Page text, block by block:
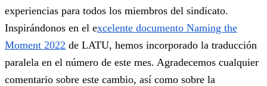
experiencias para todos los miembros del sindicato.
Inspirándonos en el excelente documento Naming the
Moment 2022 de LATU, hemos incorporado la traducción
paralela en el número de este mes. Agradecemos cualquier
comentario sobre este cambio, así como sobre la